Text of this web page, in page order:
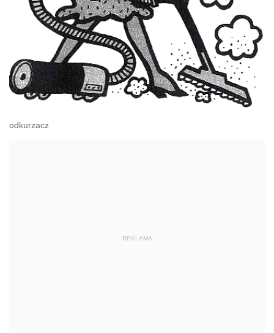
odkurzacz